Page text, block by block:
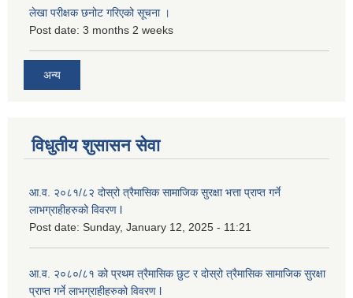
लेखा परीक्षक छनोट गरिएको सूचना ।
Post date: 3 months 2 weeks
अन्य
विधुतीय शुसासन सेवा
आ.व. २०८१/८२ दोस्रो त्रैमासिक सामाजिक सुरक्षा भत्ता प्राप्त गर्ने
लाभग्राहीहरुको विवरण l
Post date: Sunday, January 12, 2025 - 11:21
आ.व. २०८०/८१ को प्रथम त्रैमासिक छुट र दोस्रो त्रैमासिक सामाजिक सुरक्षा
प्राप्त गर्ने लाभग्राहीहरुको विवरण l